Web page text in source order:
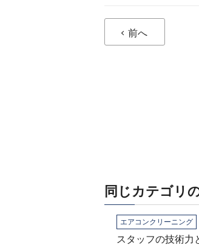
前へ
同じカテゴリ
エアコンクリーニング
スタッフの技術力